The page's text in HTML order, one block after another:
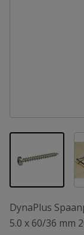
View
DynaPlus
5.0 x 60/36 mm